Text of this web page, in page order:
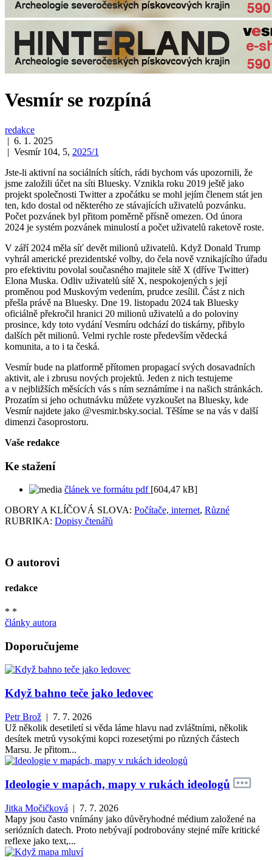
Vesmír se rozpíná
redakce
| 6. 1. 2025
| Vesmír 104, 5, 2025/1
Jste-li aktivní na sociálních sítích, rádi bychom vás upozornili, že
jsme založili účet na síti Bluesky. Vznikla roku 2019 ještě jako
projekt společnosti Twitter a zpočátku se mohl jejím členem stát jen
ten, kdo dostal od některého ze stávajících uživatelů pozvánku.
Počet pozvánek byl přitom poměrně přísně omezen. Od února
2024 je systém pozvánek minulostí a počet uživatelů raketově roste.
V září 2024 měla síť devět milionů uživatelů. Když Donald Trump
vyhrál americké prezidentské volby, do čela nově vznikajícího úřadu
pro efektivitu povolal současného majitele sítě X (dříve Twitter)
Elona Muska. Odliv uživatelů sítě X, nespokojených s její
proměnou pod Muskovým vedením, prudce zesílil. Část z nich
přešla právě na Bluesky. Dne 19. listopadu 2024 tak Bluesky
oficiálně překročil hranici 20 milionů uživatelů a do poloviny
prosince, kdy toto vydání Vesmíru odchází do tiskárny, přibylo
dalších pět milionů. Velmi rychle roste především vědecká
komunita, a to i ta česká.
Vesmír bude na platformě přítomen propagací svých dosavadních
aktivit, ale i zbrusu nových projektů. Jeden z nich testujeme
a v nejbližších měsících vás s ním seznámíme i na našich stránkách.
Prozatím si jeho ochutnávku můžete vyzkoušet na Bluesky, kde
Vesmír najdete jako @vesmir.bsky.social. Těšíme se na vás v další
dimenzi časoprostoru.
Vaše redakce
Ke stažení
článek ve formátu pdf [604,47 kB]
OBORY A KLÍČOVÁ SLOVA: Počítače, internet, Různé
RUBRIKA: Dopisy čtenářů
O autorovi
redakce
* *
články autora
Doporučujeme
Když bahno teče jako ledovec
Petr Brož | 7. 7. 2026
Už několik desetiletí si věda láme hlavu nad zvláštními, několik
desítek metrů vysokými kopci rozesetými po různých částech
Marsu. Je přitom...
Ideologie v mapách, mapy v rukách ideologů
Jitka Močičková | 7. 7. 2026
Mapy jsou často vnímány jako důvěryhodné médium založené na
seriózních datech. Proto nebývají podrobovány stejné míře kritické
reflexe jako text,...